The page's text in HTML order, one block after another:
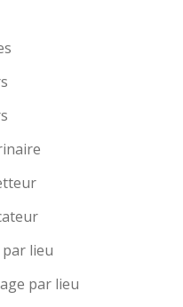
lieu
par lieu